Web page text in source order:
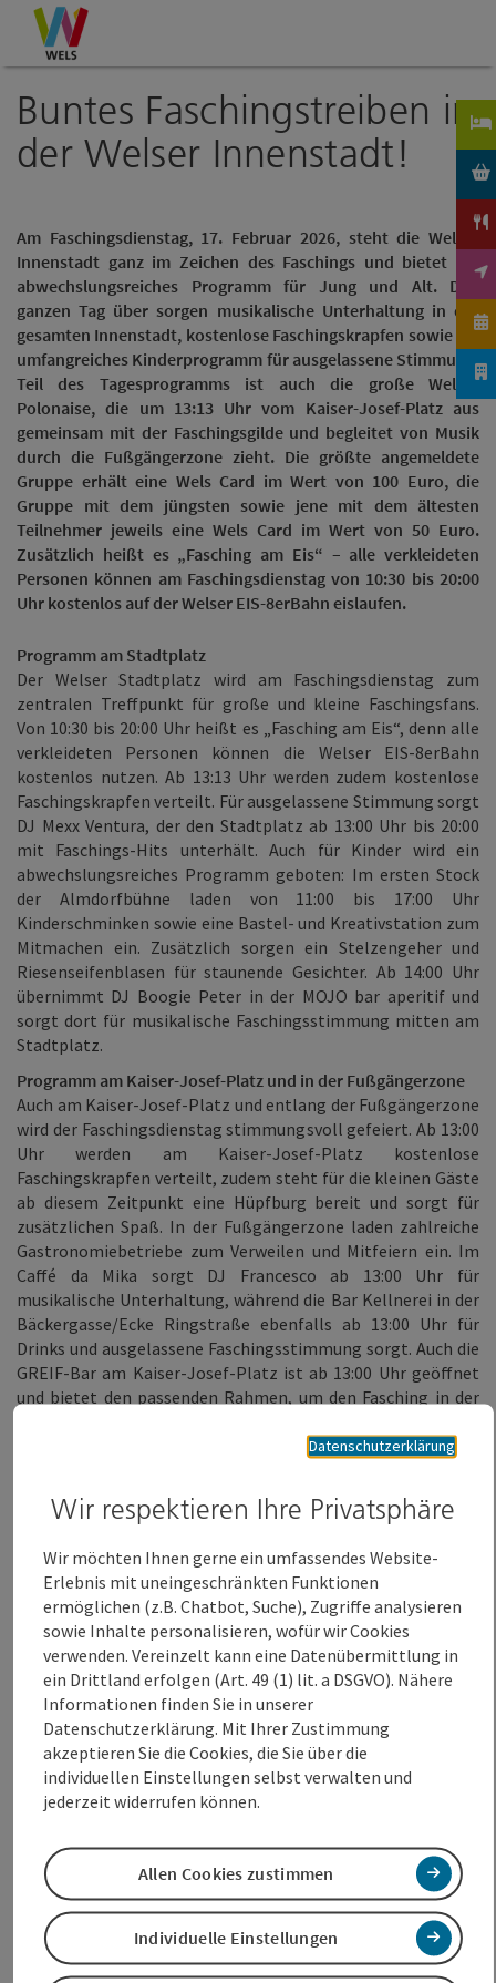
Zum Inhalt
Zur Navigation
Zum Seitenanfang
Buntes Faschingstreiben in
der Welser Innenstadt!
Am Faschingsdienstag, 17. Februar 2026, steht die Welser
Innenstadt ganz im Zeichen des Faschings und bietet ein
abwechslungsreiches Programm für Jung und Alt. Den
ganzen Tag über sorgen musikalische Unterhaltung in der
gesamten Innenstadt, kostenlose Faschingskrapfen sowie ein
umfangreiches Kinderprogramm für ausgelassene Stimmung.
Teil des Tagesprogramms ist auch die große Welser
Polonaise, die um 13:13 Uhr vom Kaiser-Josef-Platz aus
gemeinsam mit der Faschingsgilde und begleitet von Musik
durch die Fußgängerzone zieht. Die größte angemeldete
Gruppe erhält eine Wels Card im Wert von 100 Euro, die
Gruppe mit dem jüngsten sowie jene mit dem ältesten
Teilnehmer jeweils eine Wels Card im Wert von 50 Euro.
Zusätzlich heißt es „Fasching am Eis“ – alle verkleideten
Personen können am Faschingsdienstag von 10:30 bis 20:00
Uhr kostenlos auf der Welser EIS-8erBahn eislaufen.
Programm am Stadtplatz
Der Welser Stadtplatz wird am Faschingsdienstag zum
zentralen Treffpunkt für große und kleine Faschingsfans.
Von 10:30 bis 20:00 Uhr heißt es „Fasching am Eis“, denn alle
verkleideten Personen können die Welser EIS-8erBahn
kostenlos nutzen. Ab 13:13 Uhr werden zudem kostenlose
Faschingskrapfen verteilt. Für ausgelassene Stimmung sorgt
DJ Mexx Ventura, der den Stadtplatz ab 13:00 Uhr bis 20:00
mit Faschings-Hits unterhält.Auch für Kinder wird ein
abwechslungsreiches Programm geboten: Im ersten Stock
der Almdorfbühne laden von 11:00 bis 17:00 Uhr
Kinderschminken sowie eine Bastel- und Kreativstation zum
Mitmachen ein. Zusätzlich sorgen ein Stelzengeher und
Riesenseifenblasen für staunende Gesichter. Ab 14:00 Uhr
übernimmt DJ Boogie Peter in der MOJO bar aperitif und
sorgt dort für musikalische Faschingsstimmung mitten am
Stadtplatz.
Programm am Kaiser-Josef-Platz und in der Fußgängerzone
Auch am Kaiser-Josef-Platz und entlang der Fußgängerzone
wird der Faschingsdienstag stimmungsvoll gefeiert. Ab 13:00
Uhr werden am Kaiser-Josef-Platz kostenlose
Faschingskrapfen verteilt, zudem steht für die kleinen Gäste
ab diesem Zeitpunkt eine Hüpfburg bereit und sorgt für
zusätzlichen Spaß. In der Fußgängerzone laden zahlreiche
Gastronomiebetriebe zum Verweilen und Mitfeiern ein. Im
Caffé da Mika sorgt DJ Francesco ab 13:00 Uhr für
musikalische Unterhaltung, während die Bar Kellnerei in der
Bäckergasse/Ecke Ringstraße ebenfalls ab 13:00 Uhr für
Drinks und ausgelassene Faschingsstimmung sorgt. Auch die
GREIF-Bar am Kaiser-Josef-Platz ist ab 13:00 Uhr geöffnet
und bietet den passenden Rahmen, um den Fasching in der
Welser Polonaise – mitmachen & gewinnen!
Polonaise, die um 13:13 Uhr am Kaiser-Josef-Platz startet.
Gemeinsam mit der Faschingsgilde im Vormarsch,
stimmungsvoller Musik sowie zahlreichen verkleideten
Gruppen zieht die Polonaise anschließend durch die
Fußgängerzone rund um die Welser EIS-8erBahn. Mitmachen
lohnt sich, denn attraktive Preise warten auf die
Teilnehmenden: Die größte angemeldete Gruppe gewinnt
eine Wels Card im Wert von 100 €, zudem werden jeweils eine
Wels Card im Wert von 50 € an die Gruppe mit dem jüngsten
sowie mit dem ältesten Teilnehmer vergeben.Die Teilnahme
an der Polonaise ist auch ohne Anmeldung möglich, für die
Teilnahme an der Preisvergabe und eine bessere Planung
wird eine Anmeldung bis 16. Februar
Ein Faschingsdienstag voller Spaß und Unterhaltung
Mit diesem umfangreichen Programm wird der FUZO-
Fasching 2026 zu einem unvergesslichen Erlebnis für Groß
und Klein. Wels Marketing & Touristik GmbH lädt alle
herzlich ein, mit dabei zu sein und gemeinsam das bunte
Datenschutzerklärung
Wir respektieren Ihre Privatsphäre
Wir möchten Ihnen gerne ein umfassendes Website-
Erlebnis mit uneingeschränkten Funktionen
ermöglichen (z.B. Chatbot, Suche), Zugriffe analysieren
sowie Inhalte personalisieren, wofür wir Cookies
verwenden. Vereinzelt kann eine Datenübermittlung in
ein Drittland erfolgen (Art. 49 (1) lit. a DSGVO). Nähere
Informationen finden Sie in unserer
Datenschutzerklärung. Mit Ihrer Zustimmung
akzeptieren Sie die Cookies, die Sie über die
individuellen Einstellungen selbst verwalten und
jederzeit widerrufen können.
Individuelle Einstellungen
Allen Cookies zustimmen